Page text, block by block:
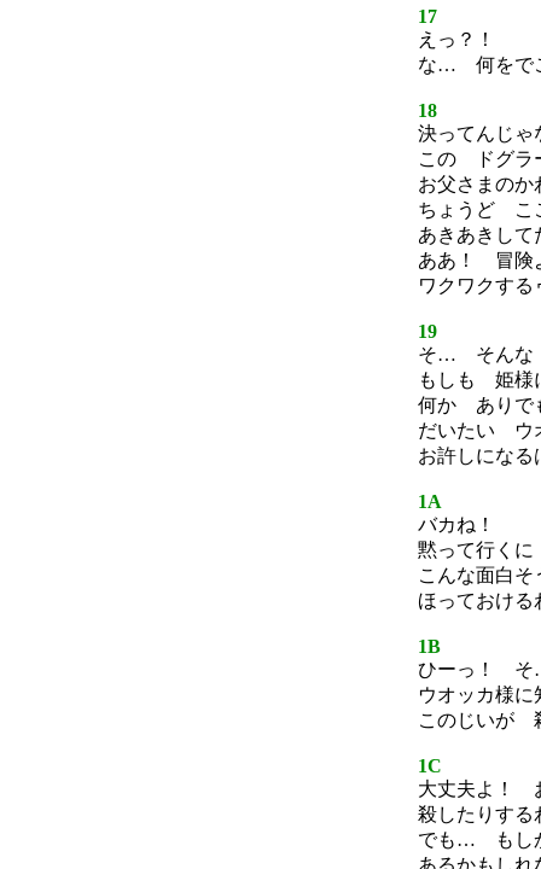
17
えっ？！
な… 何をで
18
決ってんじゃ
この ドグラ
お父さまの
ちょうど こ
あきあきして
ああ！ 冒険
ワクワクする
19
そ… そんな
もしも 姫様
何か あり
だいたい ウ
お許しになる
1A
バカね！
黙って行く
こんな面白そ
ほっておける
1B
ひーっ！
ウオッカ様
このじいが
1C
大丈夫よ！
殺したりする
でも… もし
あるかもし